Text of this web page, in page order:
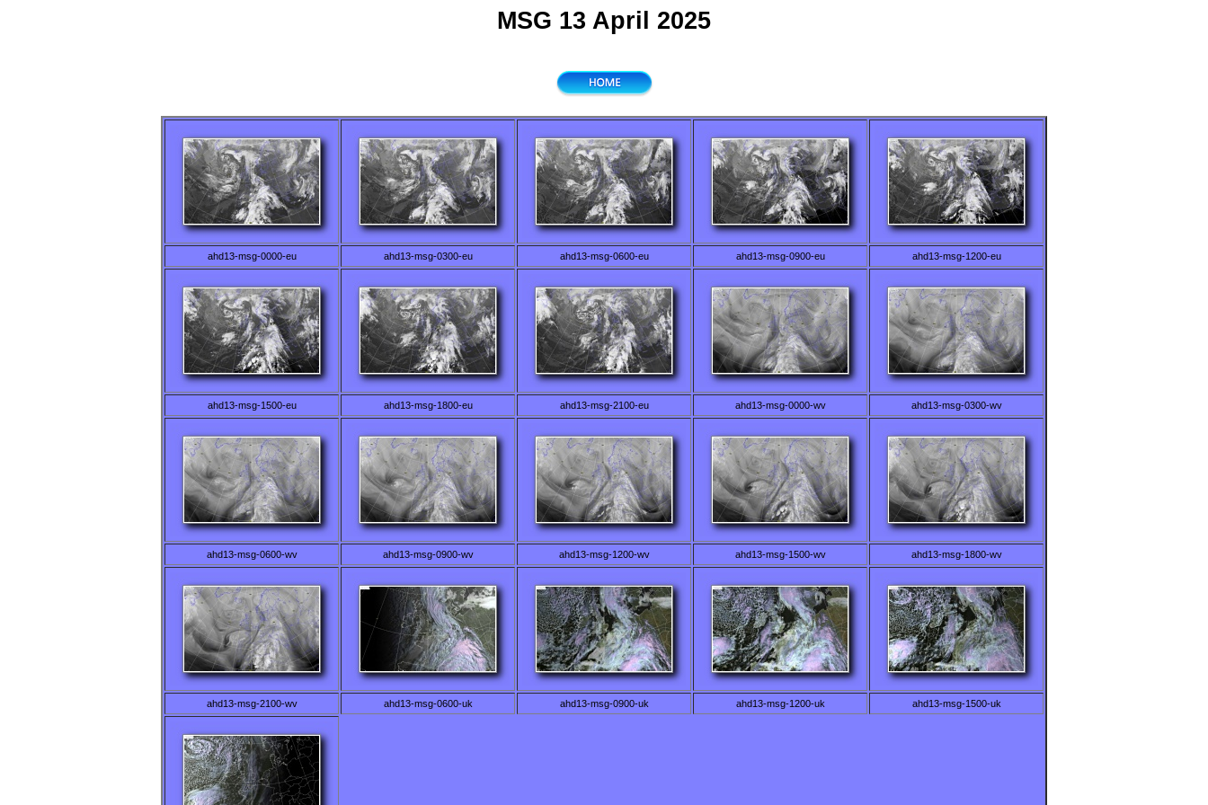
MSG 13 April 2025
ahd13-msg-0000-eu ahd13-msg-0300-eu ahd13-msg-0600-eu ahd13-msg-0900-eu ahd13-msg-1200-eu
ahd13-msg-1500-eu ahd13-msg-1800-eu ahd13-msg-2100-eu ahd13-msg-0000-wv ahd13-msg-0300-wv
ahd13-msg-0600-wv ahd13-msg-0900-wv ahd13-msg-1200-wv ahd13-msg-1500-wv ahd13-msg-1800-wv
ahd13-msg-2100-wv ahd13-msg-0600-uk ahd13-msg-0900-uk ahd13-msg-1200-uk ahd13-msg-1500-uk